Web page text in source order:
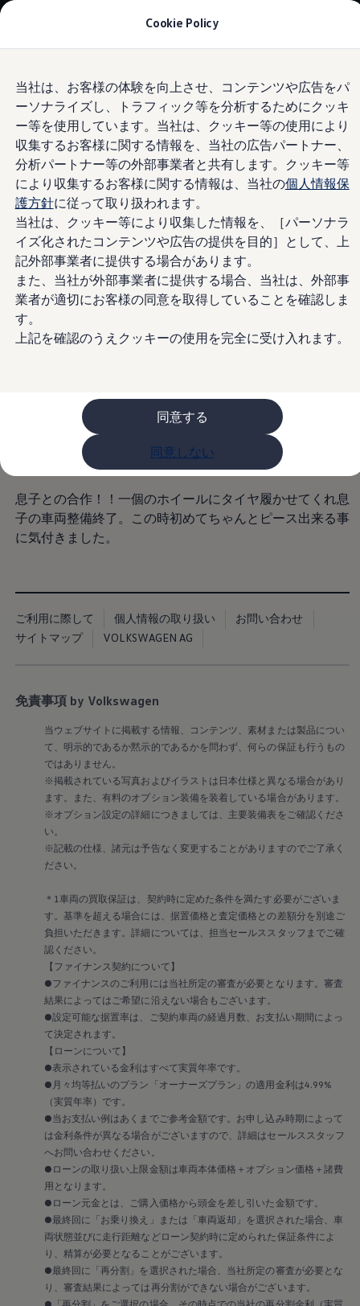
Cookie Policy
当社は、お客様の体験を向上させ、コンテンツや広告をパ
ーソナライズし、トラフィック等を分析するためにクッキ
ー等を使用しています。当社は、クッキー等の使用により
収集するお客様に関する情報を、当社の広告パートナー、
分析パートナー等の外部事業者と共有します。クッキー等
により収集するお客様に関する情報は、当社の個人情報保
護方針に従って取り扱われます。
当社は、クッキー等により収集した情報を、［パーソナラ
イズ化されたコンテンツや広告の提供を目的］として、上
記外部事業者に提供する場合があります。
また、当社が外部事業者に提供する場合、当社は、外部事
業者が適切にお客様の同意を取得していることを確認しま
す。
上記を確認のうえクッキーの使用を完全に受け入れます。
同意する
同意しない
main
content
to
footer
モデル＆見積りシミュレーション
セーフティ マイスター
ID. Buzz
T-Cross
Tiguan
Golf
Golf GTI
Golf R
Golf Variant
Golf R Variant
Passat
ID.4
Polo
Polo GTI
Golf Touran
T-Roc
T-Roc R
フォルクスワーゲンマガジン
キャンペーン/イベント
レビュー動画
オファー
Golf お乗り換えを10万円補助
Tiguan 購入後、5年間の安心サポートが無償
Golf Variant お乗り換えを10万円補助
Volkswagenアンバサダープログラム
ファイナンシャルサービス
フォルクスワーゲン自動車保険プラス
Volkswagen Card
お支払いシミュレーション
補助金・エコカー優遇制度
補助金・エコカー優遇制度
ID.4
ID. Buzz
サービスと純正部品
フォルクスワーゲン純正部品のメリット
点検と車検
修理と点検
エンジンオイルおよびフルード類
ホイールとタイヤ
路上故障に関するサポート
アクセサリー
お客様情報
リサイクルへの取組み
警告灯とインジケーターランプ
ユーザーガイド
運転上の注意
自動車リサイクル法
ロイヤリティプログラム
安心プログラム
メンテナンスプログラム
延長保証ウォルフィサポート
カスタマーセンター
タイヤパンク補償
認定中古車
“Certified Pre-Owned”の品質とは
延長保証サービスガイド
9つの約束
スマート買取
キャンペーン/ファイナンスプログラム
フォルクスワーゲンについて
企業情報
会社概要
会社概要EN
採用情報
正規ディーラー地域別採用情報
倫理・リスク管理・コンプライアンス
プレスリリース
2025
@oshu_kushuさん
@oshu_kushuさん
息子との合作！！一個のホイールにタイヤ履かせてくれ息
子の車両整備終了。この時初めてちゃんとピース出来る事
に気付きました。
ご利用に際して 個人情報の取り扱い
お問い合わせ
サイトマップ
VOLKSWAGEN AG
免責事項 by Volkswagen
当ウェブサイトに掲載する情報、コンテンツ、素材または製品につい
て、明示的であるか黙示的であるかを問わず、何らの保証も行うもの
ではありません。
※掲載されている写真およびイラストは日本仕様と異なる場合があり
ます。また、有料のオプション装備を装着している場合があります。
※オプション設定の詳細につきましては、主要装備表をご確認くださ
い。
※記載の仕様、諸元は予告なく変更することがありますのでご了承く
ださい。
＊1車両の買取保証は、契約時に定めた条件を満たす必要がございま
す。基準を超える場合には、据置価格と査定価格との差額分を別途ご
負担いただきます。詳細については、担当セールススタッフまでご確
認ください。
【ファイナンス契約について】
●ファイナンスのご利用には当社所定の審査が必要となります。審査
結果によってはご希望に沿えない場合もございます。
●設定可能な据置率は、ご契約車両の経過月数、お支払い期間によっ
て決定されます。
【ローンについて】
●表示されている金利はすべて実質年率です。
●月々均等払いのプラン「オーナーズプラン」の適用金利は4.99%
（実質年率）です。
●当お支払い例はあくまでご参考金額です。お申し込み時期によって
は金利条件が異なる場合がございますので、詳細はセールススタッフ
へお問い合わせください。
●ローンの取り扱い上限金額は車両本体価格＋オプション価格＋諸費
用となります。
●ローン元金とは、ご購入価格から頭金を差し引いた金額です。
●最終回に「お乗り換え」または「車両返却」を選択された場合、車
両状態並びに走行距離などローン契約時に定められた保証条件によ
り、精算が必要となることがございます。
●最終回に「再分割」を選択された場合、当社所定の審査が必要とな
り、審査結果によっては再分割ができない場合がございます。